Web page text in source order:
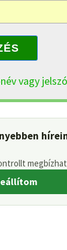
vagy